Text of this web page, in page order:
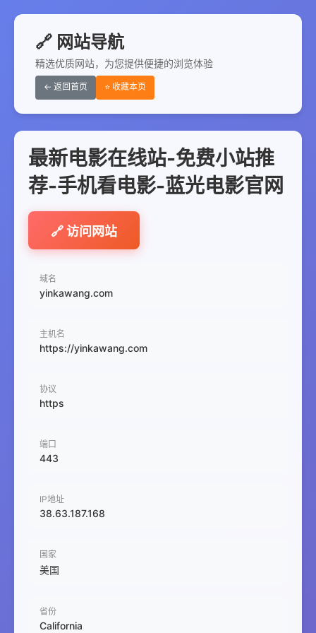
🔗 网站导航
精选优质网站，为您提供便捷的浏览体验
← 返回首页 ⭐ 收藏本页
最新电影在线站-免费小站推
荐-手机看电影-蓝光电影官网
🔗 访问网站
域名
yinkawang.com
主机名
https://yinkawang.com
协议
https
端口
443
IP地址
38.63.187.168
国家
美国
省份
California